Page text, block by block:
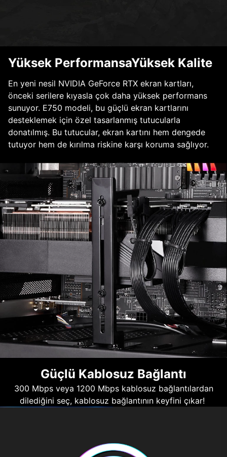
Yüksek PerformansaYüksek Kalite
En yeni nesil NVIDIA GeForce RTX ekran kartları,
önceki serilere kıyasla çok daha yüksek performans
sunuyor. E750 modeli, bu güçlü ekran kartlarını
desteklemek için özel tasarlanmış tutucularla
donatılmış. Bu tutucular, ekran kartını hem dengede
tutuyor hem de kırılma riskine karşı koruma sağlıyor.
Güçlü Kablosuz Bağlantı
300 Mbps veya 1200 Mbps kablosuz bağlantılardan
dilediğini seç, kablosuz bağlantının keyfini çıkar!